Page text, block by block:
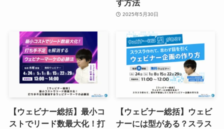
す方法
2025年5月30日
【ウェビナー総括】最小コ
ストでリード数最大化！打
【ウェビナー総括】ウェビ
ナーには型がある？スラス